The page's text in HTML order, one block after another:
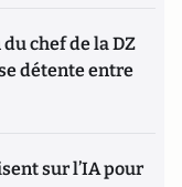
chef de la DZ
détente entre
sur l’IA pour